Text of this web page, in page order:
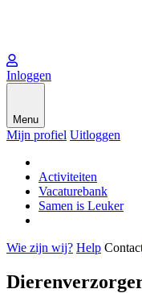
Inloggen
Menu
Mijn profiel Uitloggen
Activiteiten
Vacaturebank
Samen is Leuker
Wie zijn wij? Help